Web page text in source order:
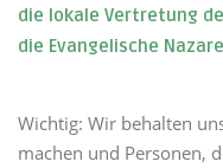
die lokale Vertretung
die Evangelische
Wichtig: Wir behalten
machen und Personen,